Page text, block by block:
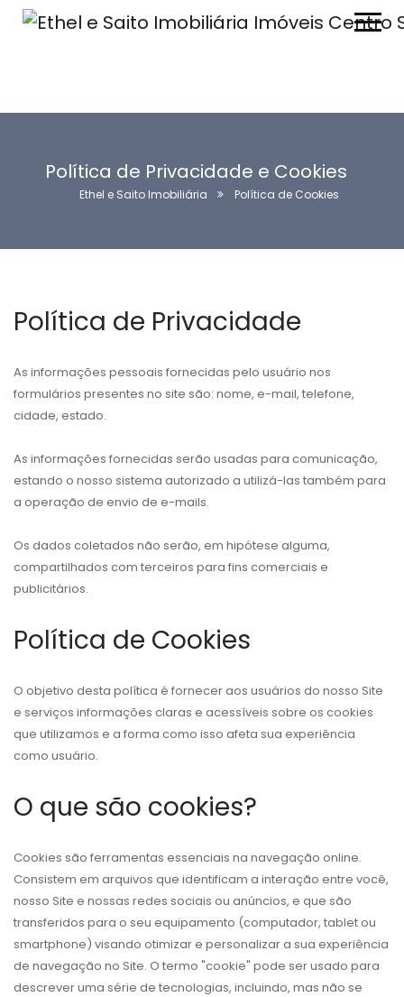
Política de Privacidade e Cookies
Ethel e Saito Imobiliária Política de Cookies
Política de Privacidade
As informações pessoais fornecidas pelo usuário nos
formulários presentes no site são: nome, e-mail, telefone,
cidade, estado.
As informações fornecidas serão usadas para comunicação,
estando o nosso sistema autorizado a utilizá-las também para
a operação de envio de e-mails.
Os dados coletados não serão, em hipótese alguma,
compartilhados com terceiros para fins comerciais e
publicitários.
Política de Cookies
O objetivo desta política é fornecer aos usuários do nosso Site
e serviços informações claras e acessíveis sobre os cookies
que utilizamos e a forma como isso afeta sua experiência
como usuário.
O que são cookies?
Cookies são ferramentas essenciais na navegação online.
Consistem em arquivos que identificam a interação entre você,
nosso Site e nossas redes sociais ou anúncios, e que são
transferidos para o seu equipamento (computador, tablet ou
smartphone) visando otimizar e personalizar a sua experiência
de navegação no Site. O termo "cookie" pode ser usado para
descrever uma série de tecnologias, incluindo, mas não se